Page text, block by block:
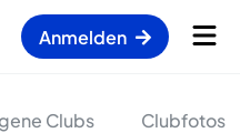
Anmelden
Clubs Clubfotos